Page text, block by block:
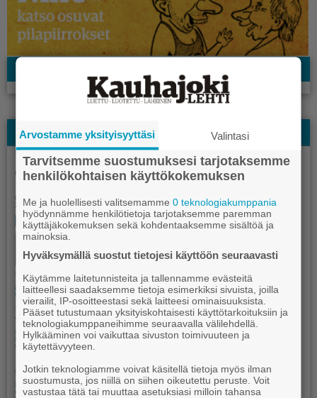
Näköislehti
Arvostamme yksityisyyttäsi Valintasi
Tarvitsemme suostumuksesi tarjotaksemme
henkilökohtaisen käyttökokemuksen
Me ja huolellisesti valitsemamme0 teknologiakumppania
hyödynnämme henkilötietoja tarjotaksemme paremman
käyttäjäkokemuksen sekä kohdentaaksemme sisältöä ja
mainoksia.
Hyväksymällä suostut tietojesi käyttöön seuraavasti
Käytämme laitetunnisteita ja tallennamme evästeitä
laitteellesi saadaksemme tietoja esimerkiksi sivuista, joilla
vierailit, IP-osoitteestasi sekä laitteesi ominaisuuksista.
Pääset tutustumaan yksityiskohtaisesti käyttötarkoituksiin ja
teknologiakumppaneihimme seuraavalla välilehdellä.
Hylkääminen voi vaikuttaa sivuston toimivuuteen ja
käytettävyyteen.
Jotkin teknologiamme voivat käsitellä tietoja myös ilman
suostumusta, jos niillä on siihen oikeutettu peruste. Voit
vastustaa tätä tai muuttaa asetuksiasi milloin tahansa